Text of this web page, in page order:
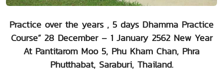
Practice over the years , 5 days Dhamma Practice
Course” 28 December – 1 January 2562 New Year
At Pantitarom Moo 5, Phu Kham Chan, Phra
Phutthabat, Saraburi, Thailand.